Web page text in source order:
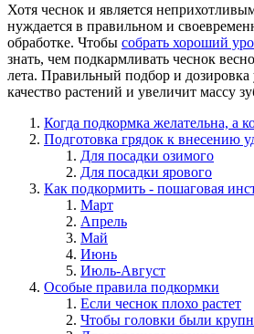
Хотя чеснок и является
нуждается в правильном и
обработке. Чтобы собрать хороший
знать, чем подкармливать чеснок
лета. Правильный подбор и
качество растений и увеличит массу
Когда подкормка желательна, а
Подготовка грядок к внесению
Для посадки озимого
Для посадки ярового
Как подкормить - пошаговая
Март
Апрель
Май
Июнь
Июль-Август
Особые правила подкормки
Если чеснок плохо растет
Чтобы головки были